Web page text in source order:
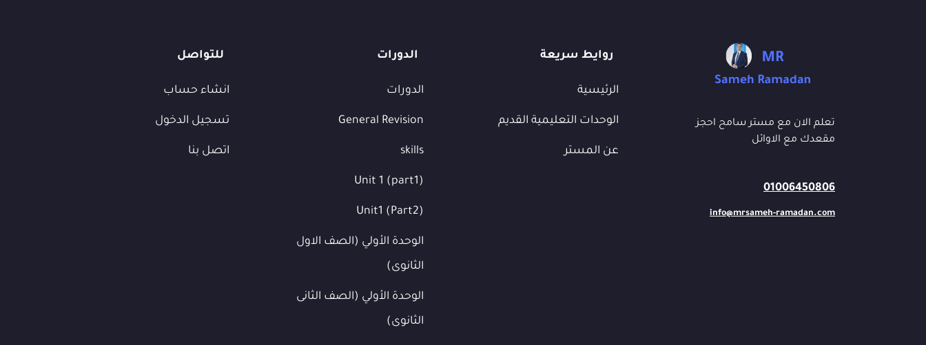
تعلم الان مع مستر سامح احجز
مقعدك مع الاوائل
01006450806
info@mrsameh-ramadan.com
روايط سريعة
الرئيسية
الوحدات التعليمية القديم
عن المستر
الدورات
الدورات
General Revision
skills
Unit 1 (part1)
Unit1 (Part2)
الوحدة الأولي (الصف الاول
الثانوى)
الوحدة الأولي (الصف الثانى
الثانوى)
للتواصل
انشاء حساب
تسجيل الدخول
اتصل بنا